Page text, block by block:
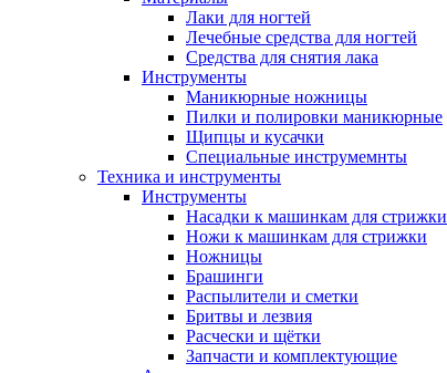
Лаки для ногтей
Лечебные средства для ногтей
Средства для снятия лака
Инструменты
Маникюрные ножницы
Пилки и полировки маникюрные
Щипцы и кусачки
Специальные инструмемнты
Техника и инструменты
Инструменты
Насадки к машинкам для стрижки
Ножи к машинкам для стрижки
Ножницы
Брашинги
Распылители и сметки
Бритвы и лезвия
Расчески и щётки
Запчасти и комплектующие